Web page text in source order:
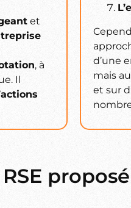
et
, à
Il
d’une
mais
et sur